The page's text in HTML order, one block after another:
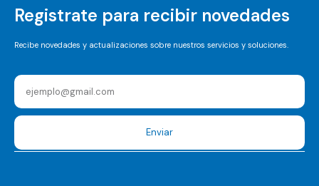
Registrate para recibir novedades
Recibe novedades y actualizaciones sobre nuestros servicios y soluciones.
Enviar